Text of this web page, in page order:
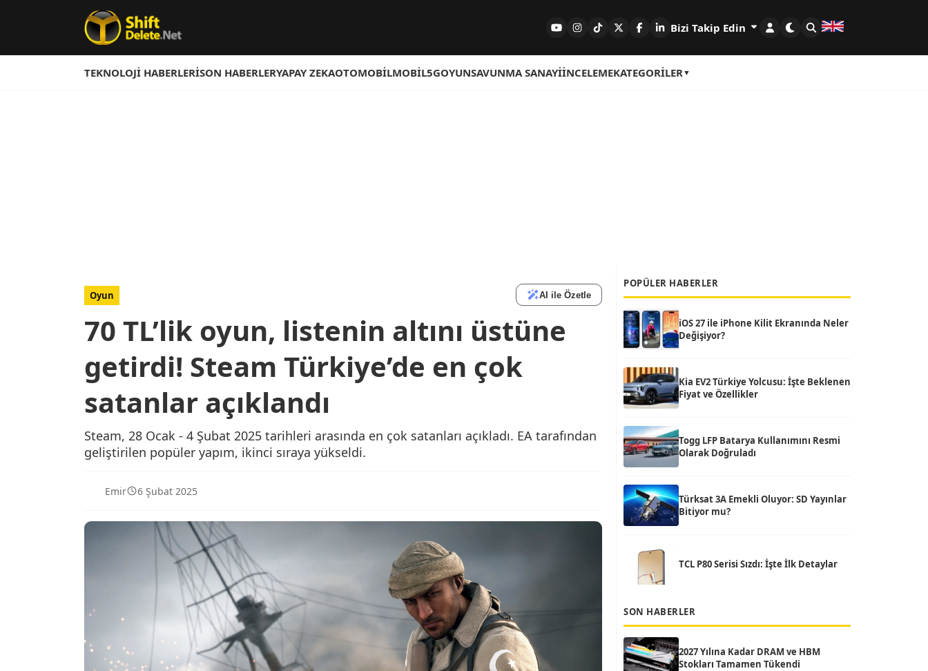
Bizi Takip Edin
TEKNOLOJI HABERLERISON HABERLERYAPAY ZEKAOTOMOBILMOBIL5GOYUNSAVUNMA SANAYIİNCELEMEKATEGORILER
Oyun AI ile Özetle
70 TL’lik oyun, listenin altını üstüne
getirdi! Steam Türkiye’de en çok
satanlar açıklandı
Steam, 28 Ocak - 4 Şubat 2025 tarihleri arasında en çok satanları açıkladı. EA tarafından
geliştirilen popüler yapım, ikinci sıraya yükseldi.
Emir 6 Şubat 2025
POPÜLER HABERLER
iOS 27 ile iPhone Kilit Ekranında Neler
Değişiyor?
Kia EV2 Türkiye Yolcusu: İşte Beklenen
Fiyat ve Özellikler
Togg LFP Batarya Kullanımını Resmi
Olarak Doğruladı
Türksat 3A Emekli Oluyor: SD Yayınlar
Bitiyor mu?
TCL P80 Serisi Sızdı: İşte İlk Detaylar
SON HABERLER
2027 Yılına Kadar DRAM ve HBM
Stokları Tamamen Tükendi